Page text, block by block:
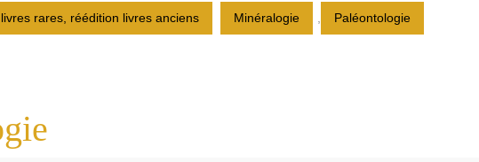
rares, réédition livres anciens Minéralogie Paléontologie